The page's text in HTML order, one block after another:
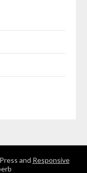
and Responsive